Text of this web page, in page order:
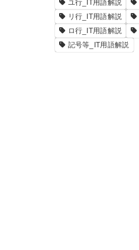
ユ行_IT用語解説
リ行_IT用語解説
ロ行_IT用語解説
記号等_IT用語解説